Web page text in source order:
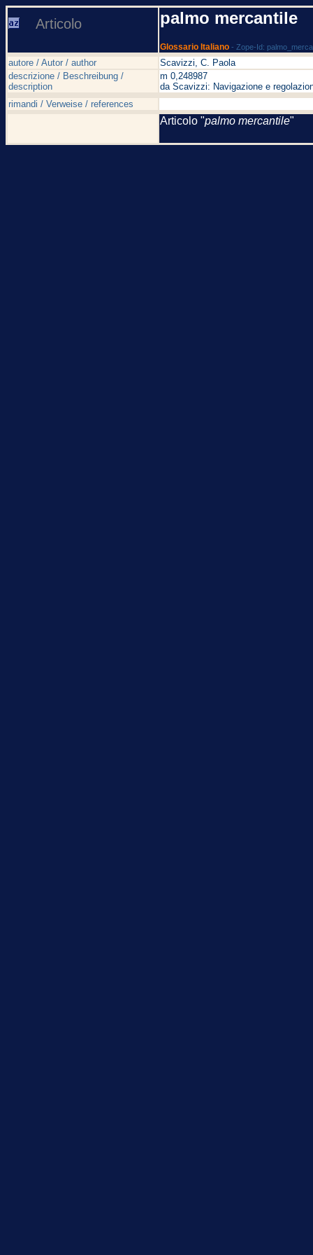
Articolo palmo mercantile
Glossario Italiano - Zope-Id:
autore / Autor / author
Scavizzi, C. Paola
descrizione / Beschreibung /
description
m 0,248987
da Scavizzi: Navigazione e
rimandi / Verweise / references
Articolo "palmo mercantile"